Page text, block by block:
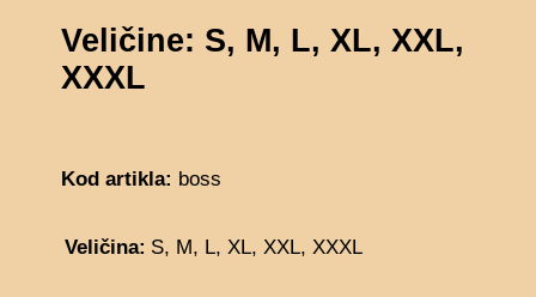
Veličine: S, M, L, XL, XXL,
XXXL
Kod artikla: boss
Veličina: S, M, L, XL, XXL, XXXL